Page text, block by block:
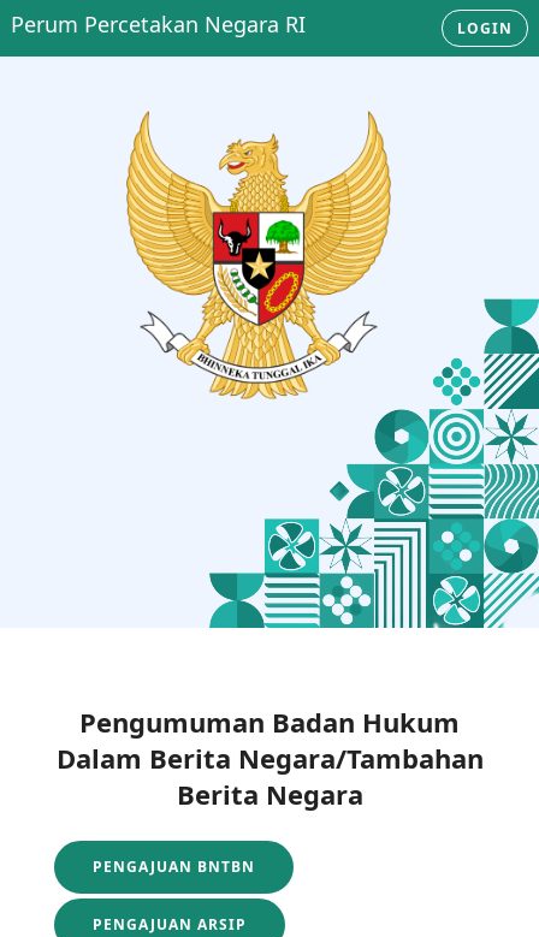
Perum Percetakan Negara RI LOGIN
Pengumuman Badan Hukum
Dalam Berita Negara/Tambahan
Berita Negara
PENGAJUAN BNTBN
PENGAJUAN ARSIP